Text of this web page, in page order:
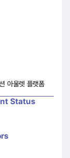
아울렛 플랫폼
Status